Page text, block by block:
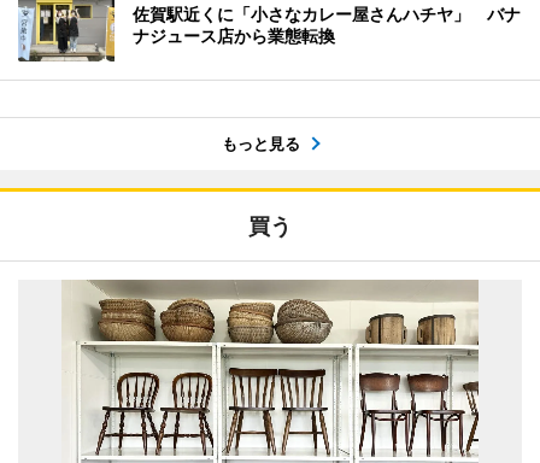
佐賀駅近くに「小さなカレー屋さんハチヤ」 バナ
ナジュース店から業態転換
もっと見る
買う